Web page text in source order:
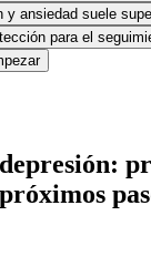
y ansiedad suele
para el